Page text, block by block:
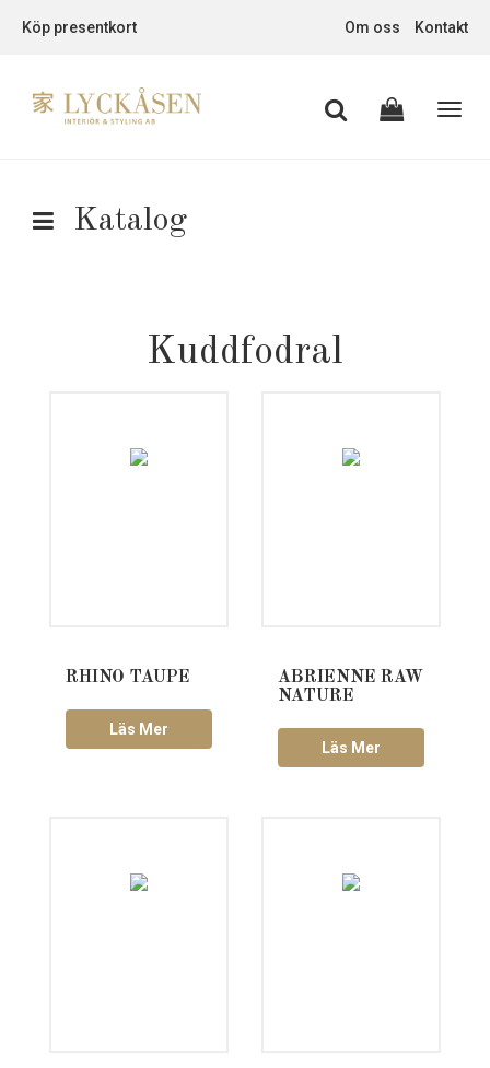
Köp presentkort Om oss Kontakt
Katalog
Kuddfodral
RHINO TAUPE
Läs Mer
ABRIENNE RAW
NATURE
Läs Mer